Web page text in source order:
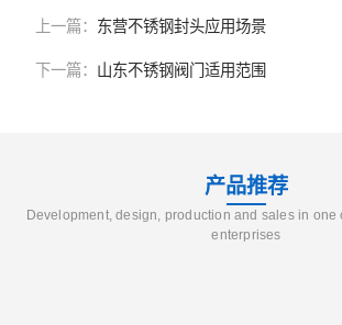
上一篇： 东营不锈钢封头应用场景
下一篇： 山东不锈钢阀门适用范围
产品推荐
Development, design, production and sales in one
enterprises